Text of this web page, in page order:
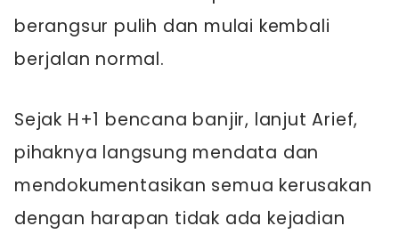
berangsur pulih dan mulai kembali
berjalan normal.
Sejak H+1 bencana banjir, lanjut Arief,
pihaknya langsung mendata dan
mendokumentasikan semua kerusakan
dengan harapan tidak ada kejadian